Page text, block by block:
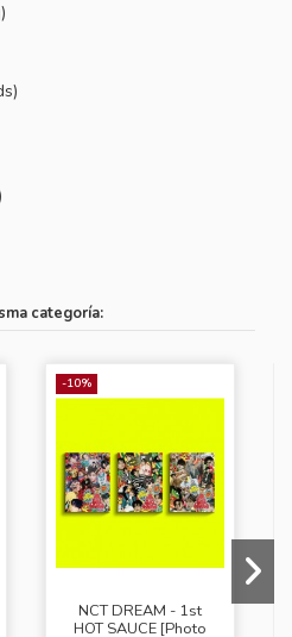
categoría:
-10%
NCT DREAM - 1st
HOT SAUCE [Photo